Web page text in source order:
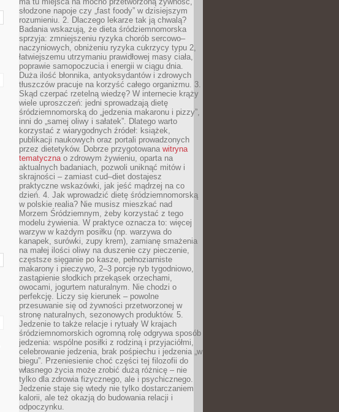
słodzone napoje czy „fast foody” w dzisiejszym
rozumieniu. 2. Dlaczego lekarze tak ją chwalą?
Badania wskazują, że dieta śródziemnomorska
sprzyja: zmniejszeniu ryzyka chorób sercowo–
naczyniowych, obniżeniu ryzyka cukrzycy typu 2,
łatwiejszemu utrzymaniu prawidłowej masy ciała,
poprawie samopoczucia i energii w ciągu dnia.
Duża ilość błonnika, antyoksydantów i zdrowych
tłuszczów pracuje na korzyść całego organizmu. 3.
Skąd czerpać rzetelną wiedzę? W internecie krąży
wiele uproszczeń: jedni sprowadzają dietę
śródziemnomorską do „jedzenia makaronu i pizzy”,
inni do „samej oliwy i sałatek”. Dlatego warto
korzystać z wiarygodnych źródeł: książek,
publikacji naukowych oraz portali prowadzonych
przez dietetyków. Dobrze przygotowana witryna
tematycznao zdrowym żywieniu, oparta na
aktualnych badaniach, pozwoli uniknąć mitów i
skrajności – zamiast cud–diet dostajesz
praktyczne wskazówki, jak jeść mądrzej na co
dzień. 4. Jak wprowadzić dietę śródziemnomorską
w polskie realia? Nie musisz mieszkać nad
Morzem Śródziemnym, żeby korzystać z tego
modelu żywienia. W praktyce oznacza to: więcej
warzyw w każdym posiłku (np. warzywa do
kanapek, surówki, zupy krem), zamianę smażenia
na małej ilości oliwy na duszenie czy pieczenie,
częstsze sięganie po kasze, pełnoziarniste
makarony i pieczywo, 2–3 porcje ryb tygodniowo,
zastąpienie słodkich przekąsek orzechami,
owocami, jogurtem naturalnym. Nie chodzi o
perfekcję. Liczy się kierunek – powolne
przesuwanie się od żywności przetworzonej w
stronę naturalnych, sezonowych produktów. 5.
Jedzenie to także relacje i rytuały W krajach
śródziemnomorskich ogromną rolę odgrywa sposób
jedzenia: wspólne posiłki z rodziną i przyjaciółmi,
celebrowanie jedzenia, brak pośpiechu i jedzenia „w
biegu”. Przeniesienie choć części tej filozofii do
własnego życia może zrobić dużą różnicę – nie
tylko dla zdrowia fizycznego, ale i psychicznego.
Jedzenie staje się wtedy nie tylko dostarczaniem
kalorii, ale też okazją do budowania relacji i
odpoczynku.